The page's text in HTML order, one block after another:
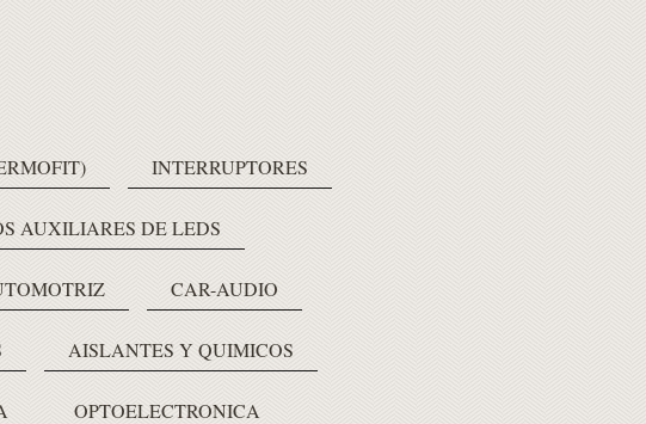
INTERRUPTORES
AUXILIARES DE LEDS
CAR-AUDIO
AISLANTES Y QUIMICOS
OPTOELECTRONICA